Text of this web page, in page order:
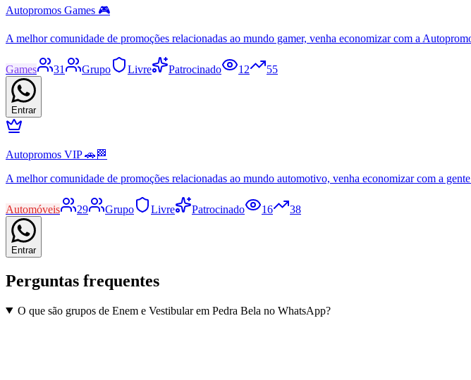
Autopromos Games 🎮
A melhor comunidade de promoções relacionadas ao mundo gamer, venha economizar com a
Games 31 Grupo Livre Patrocinado 12 55
Entrar
Autopromos VIP 🚗🏁
A melhor comunidade de promoções relacionadas ao mundo automotivo, venha economizar com a
Automóveis 29 Grupo Livre Patrocinado 16 38
Entrar
Perguntas frequentes
O que são grupos de Enem e Vestibular em Pedra Bela no WhatsApp?